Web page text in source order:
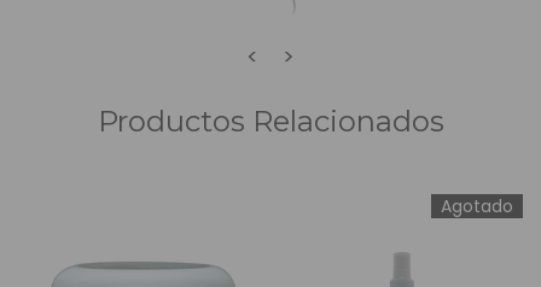
< >
Productos Relacionados
Agotado